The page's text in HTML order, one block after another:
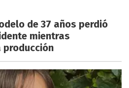
de 37 años perdió
mientras
producción